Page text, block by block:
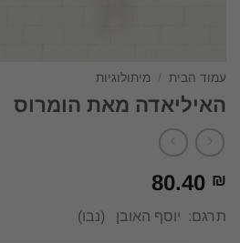
עמוד הבית / מיתולוגיות
האיליאדה מאת הומרוס
80.40 ₪
תרגם: יוסף האובן (נבו)